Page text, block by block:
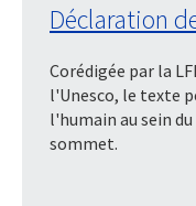
Déclaration
Corédigée par la
l'Unesco, le texte
l'humain au sein
sommet.